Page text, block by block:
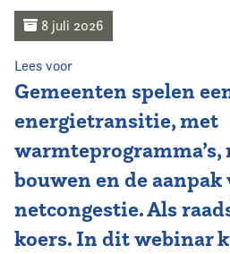
Vereniging
8 juli 2026
Lees voor
Gemeenten spelen
energietransitie, met
bouwen en de aanpak
netcongestie. Als
koers. In dit webinar